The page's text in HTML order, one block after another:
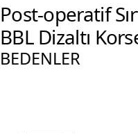
Post-operatif
BBL Dizaltı
BEDENLER